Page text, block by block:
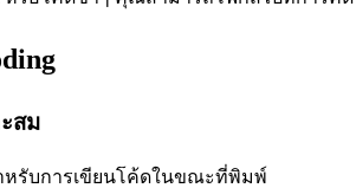
สม
หรับการเขียนโค้ดในขณะที่พิมพ์